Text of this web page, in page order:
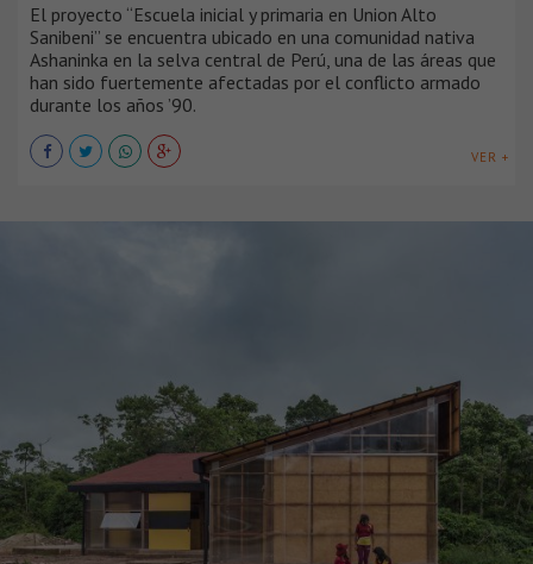
El proyecto “Escuela inicial y primaria en Union Alto
Sanibeni” se encuentra ubicado en una comunidad nativa
Ashaninka en la selva central de Perú, una de las áreas que
han sido fuertemente afectadas por el conflicto armado
durante los años ’90.
VER +